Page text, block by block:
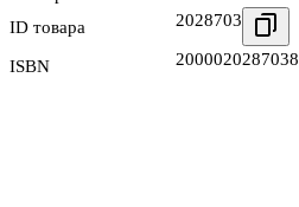
ID товара
2028703
ISBN 2000020287038